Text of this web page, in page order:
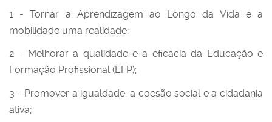
1 - Tornar a Aprendizagem ao Longo da Vida e a
mobilidade uma realidade;
2 - Melhorar a qualidade e a eficácia da Educação e
Formação Profissional (EFP);
3 - Promover a igualdade, a coesão social e a cidadania
ativa;